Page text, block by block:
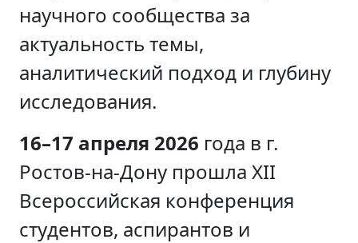
научного сообщества за
актуальность темы,
аналитический подход и глубину
исследования.
16–17 апреля 2026 года в г.
Ростов-на-Дону прошла XII
Всероссийская конференция
студентов, аспирантов и